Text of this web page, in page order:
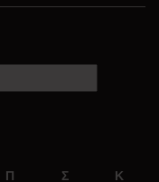
Π Σ Κ